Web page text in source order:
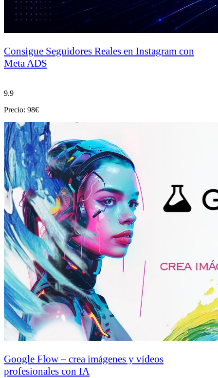
Consigue Seguidores Reales en Instagram con
Meta ADS
9.9
Precio: 98€
Google Flow – crea imágenes y vídeos
profesionales con IA